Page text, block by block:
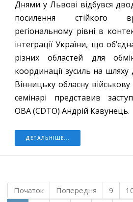
Днями у Львові відбувся
посилення стійкого
регіональному рівні в
інтеграції України, що
різних областей для
координації зусиль на
Вінницьку обласну
семінарі представив
ОВА (CDTO) Андрій Кавунець.
ДЕТАЛЬНІШЕ...
Початок Попередня 9